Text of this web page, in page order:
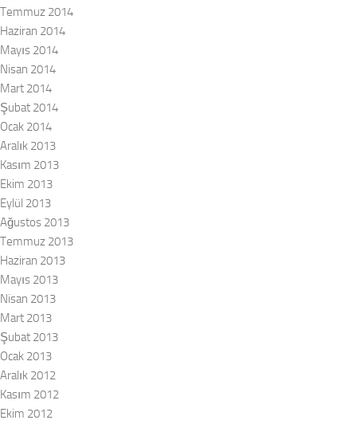
Temmuz 2014
Haziran 2014
Mayıs 2014
Nisan 2014
Mart 2014
Şubat 2014
Ocak 2014
Aralık 2013
Kasım 2013
Ekim 2013
Eylül 2013
Ağustos 2013
Temmuz 2013
Haziran 2013
Mayıs 2013
Nisan 2013
Mart 2013
Şubat 2013
Ocak 2013
Aralık 2012
Kasım 2012
Ekim 2012